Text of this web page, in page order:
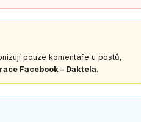
pouze komentáře u postů,
Facebook – Daktela.